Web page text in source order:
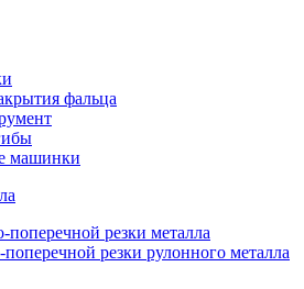
фальца
машинки
резки металла
резки рулонного металла